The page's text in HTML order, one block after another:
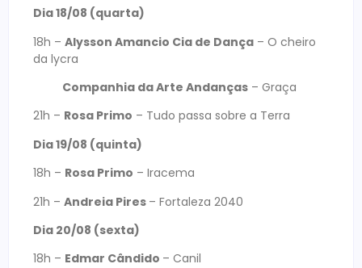
Dia 18/08 (quarta)
18h – Alysson Amancio Cia de Dança – O cheiro
da lycra
Companhia da Arte Andanças – Graça
21h – Rosa Primo – Tudo passa sobre a Terra
Dia 19/08 (quinta)
18h – Rosa Primo – Iracema
21h – Andreia Pires – Fortaleza 2040
Dia 20/08 (sexta)
18h – Edmar Cândido – Canil